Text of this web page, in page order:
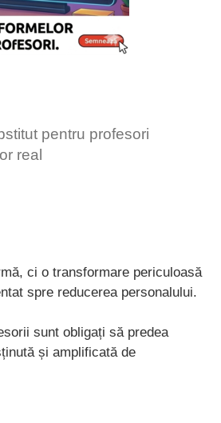
pentru profesori
real
ci o transformare periculoasă
spre reducerea personalului.
sunt obligați să predea
și amplificată de